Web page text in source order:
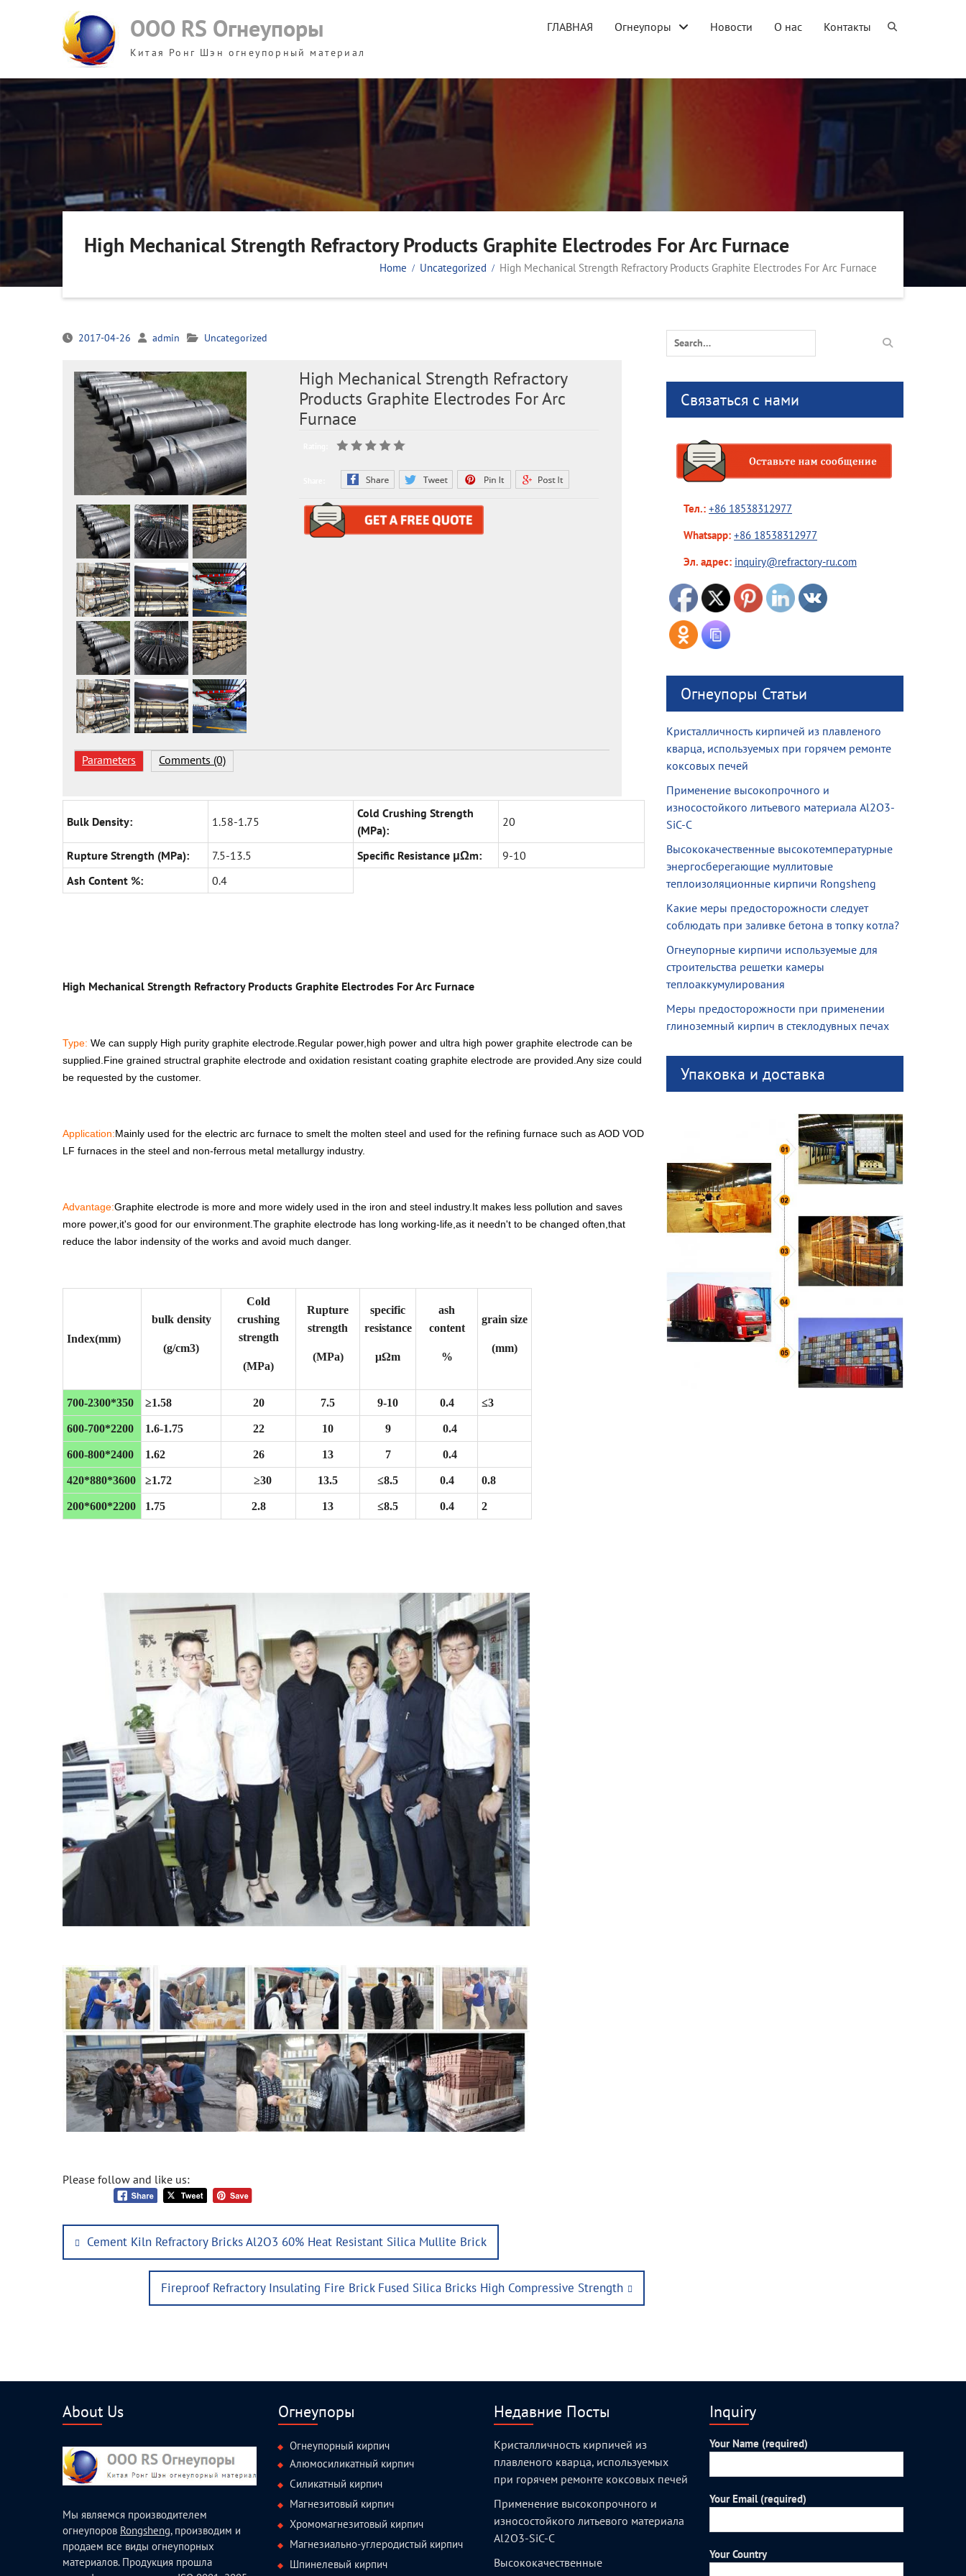
ООО RS Огнеупоры
Китая Ронг Шэн огнеупорный материал
ГЛАВНАЯ Огнеупоры Новости О нас Контакты
High Mechanical Strength Refractory Products Graphite Electrodes For Arc Furnace
Home Uncategorized High Mechanical Strength Refractory Products Graphite Electrodes For Arc Furnace
2017-04-26 admin Uncategorized
High Mechanical Strength Refractory
Products Graphite Electrodes For Arc
Furnace
Parameters Comments (0)
Bulk Density: 1.58-1.75
Cold Crushing Strength
(MPa):
20
Rupture Strength (MPa): 7.5-13.5 Specific Resistance μΩm:
9-10
Ash Content %:
0.4
High Mechanical Strength Refractory Products Graphite Electrodes For Arc Furnace
Type: We can supply High purity graphite electrode.Regular power,high power and ultra high power graphite electrode can be
supplied.Fine grained structral graphite electrode and oxidation resistant coating graphite electrode are provided.Any size could
be requested by the customer.
Application:Mainly used for the electric arc furnace to smelt the molten steel and used for the refining furnace such as AOD VOD
LF furnaces in the steel and non-ferrous metal metallurgy industry.
Advantage:Graphite electrode is more and more widely used in the iron and steel industry.It makes less pollution and saves
more power,it's good for our environment.The graphite electrode has long working-life,as it needn't to be changed often,that
reduce the labor indensity of the works and avoid much danger.
Index(mm)
bulk density
(g/cm3)
Cold
crushing
strength
(MPa)
Rupture
strength
(MPa)
specific
resistance
μΩm
ash
content
%
grain size
(mm)
700-2300*350 ≥1.58 20 7.5 9-10 0.4 ≤3
600-700*2200 1.6-1.75 22 10 9 0.4
600-800*2400 1.62 26 13 7 0.4
420*880*3600 ≥1.72 ≥30 13.5 ≤8.5 0.4 0.8
200*600*2200 1.75 2.8 13 ≤8.5 0.4 2
Please follow and like us:
Post
navigation
Previous
post:
Cement Kiln Refractory Bricks Al2O3 60% Heat Resistant Silica Mullite Brick
Next
post:
Fireproof Refractory Insulating Fire Brick Fused Silica Bricks High Compressive Strength
Search
for:
Связаться с нами
Тел.: +86 18538312977
Whatsapp: +86 18538312977
Эл. адрес: inquiry@refractory-ru.com
Огнеупоры Статьи
Кристалличность кирпичей из плавленого
кварца, используемых при горячем ремонте
коксовых печей
Применение высокопрочного и
износостойкого литьевого материала Al2O3-
SiC-C
Высококачественные высокотемпературные
энергосберегающие муллитовые
теплоизоляционные кирпичи Rongsheng
Какие меры предосторожности следует
соблюдать при заливке бетона в топку котла?
Огнеупорные кирпичи используемые для
строительства решетки камеры
теплоаккумулирования
Меры предосторожности при применении
глиноземный кирпич в стеклодувных печах
Упаковка и доставка
About Us
Мы являемся производителем
огнеупоров Rongsheng, производим и
продаем все виды огнеупорных
материалов. Продукция прошла
Огнеупоры
Огнеупорный кирпич
Алюмосиликатный кирпич
Силикатный кирпич
Магнезитовый кирпич
Хромомагнезитовый кирпич
Магнезиально-углеродистый кирпич
Шпинелевый кирпич
Недавние Посты
Кристалличность кирпичей из
плавленого кварца, используемых
при горячем ремонте коксовых печей
Применение высокопрочного и
износостойкого литьевого материала
Al2O3-SiC-C
Высококачественные
Inquiry
Your Name (required)
Your Email (required)
Your Country